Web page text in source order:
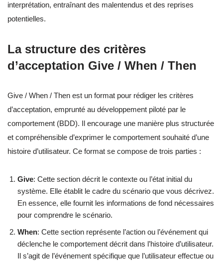
interprétation, entraînant des malentendus et des reprises
potentielles.
La structure des critères
d’acceptation Give / When / Then
Give / When / Then est un format pour rédiger les critères
d’acceptation, emprunté au développement piloté par le
comportement (BDD). Il encourage une manière plus structurée
et compréhensible d’exprimer le comportement souhaité d’une
histoire d’utilisateur. Ce format se compose de trois parties :
Give: Cette section décrit le contexte ou l’état initial du
système. Elle établit le cadre du scénario que vous décrivez.
En essence, elle fournit les informations de fond nécessaires
pour comprendre le scénario.
When: Cette section représente l’action ou l’événement qui
déclenche le comportement décrit dans l’histoire d’utilisateur.
Il s’agit de l’événement spécifique que l’utilisateur effectue ou